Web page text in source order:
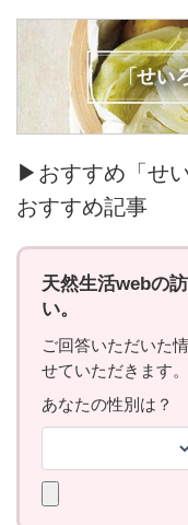
▶おすすめ「せ
おすすめ記事